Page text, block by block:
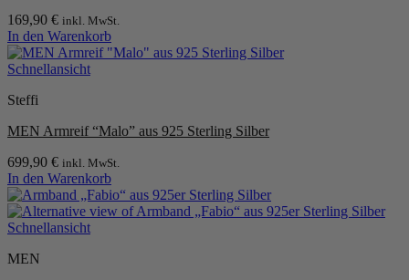
Optionen
können
auf
der
gewählt
werden
169,90 € inkl. MwSt.
In den Warenkorb
Schnellansicht
Steffi
MEN Armreif “Malo” aus 925 Sterling Silber
699,90 € inkl. MwSt.
In den Warenkorb
Schnellansicht
MEN